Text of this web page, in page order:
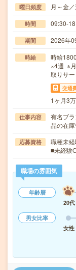
曜日頻度 月～金
時間 09:30-
期間 2026年
時給
時給
×4週 ※
取りサー
交通
1ヶ月3
仕事内容
有名ブ
品の在
応募資格
職種未
■未経験
職場の雰囲気
年齢層
20代
男女比率
女性